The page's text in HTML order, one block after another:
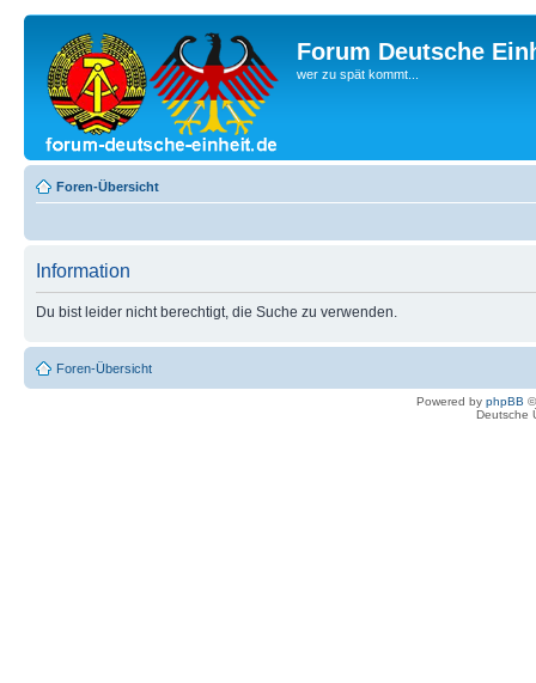
Forum Deutsche
wer zu spät kommt...
Foren-Übersicht
Information
Du bist leider nicht berechtigt, die Suche zu verwenden.
Foren-Übersicht
Powered by phpBB
Deutsche